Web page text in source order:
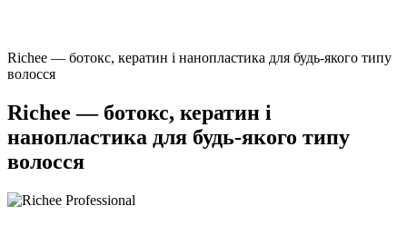
Richee — ботокс, кератин і нанопластика для будь-якого типу
волосся
Richee — ботокс, кератин і
нанопластика для будь-якого типу
волосся